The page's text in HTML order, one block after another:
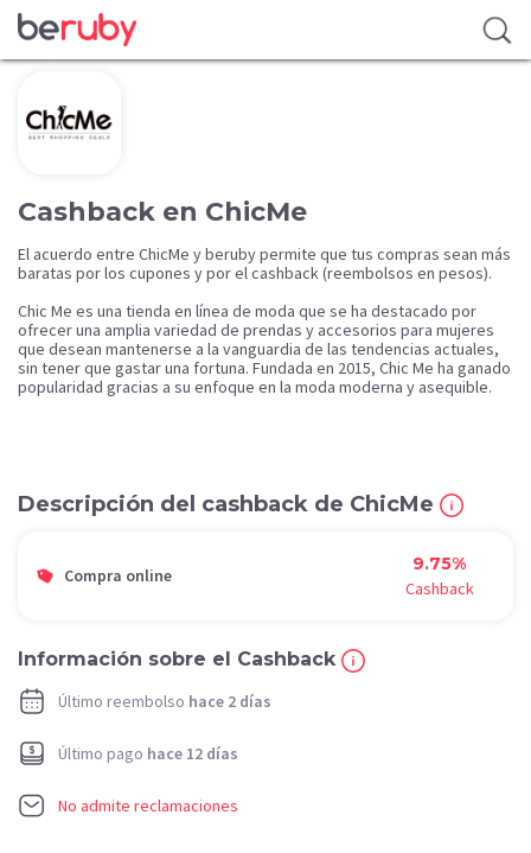
Cashback en ChicMe
El acuerdo entre ChicMe y beruby permite que tus compras sean más
baratas por los cupones y por el cashback (reembolsos en pesos).
Chic Me es una tienda en línea de moda que se ha destacado por
ofrecer una amplia variedad de prendas y accesorios para mujeres
que desean mantenerse a la vanguardia de las tendencias actuales,
sin tener que gastar una fortuna. Fundada en 2015, Chic Me ha ganado
popularidad gracias a su enfoque en la moda moderna y asequible.
Descripción del cashback de ChicMe
Compra online
9.75%
Cashback
Información sobre el Cashback
Último reembolso hace 2 días
Último pago hace 12 días
No admite reclamaciones